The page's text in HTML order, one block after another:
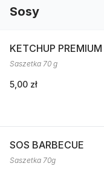
Sosy
KETCHUP PREMIUM
Saszetka 70 g
5,00 zł
SOS BARBECUE
Saszetka 70g